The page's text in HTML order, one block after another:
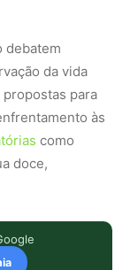
debatem
da vida
para
às
como
doce,